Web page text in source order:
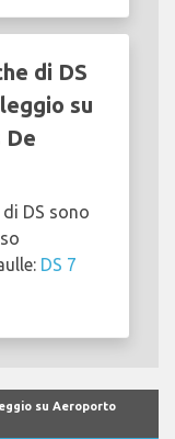
di DS
su
De
DS sono
DS 7
su Aeroporto